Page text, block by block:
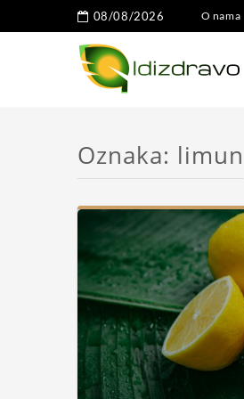
08/08/2026 O nama
Oznaka: limun